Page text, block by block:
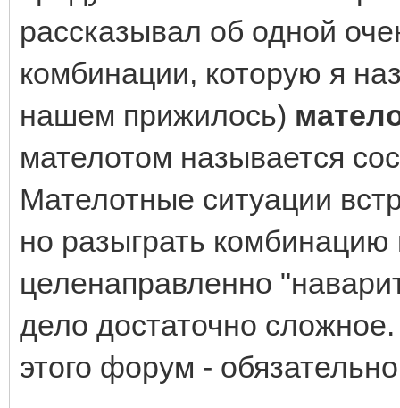
рассказывал об одной
комбинации, которую я
нашем прижилось)
мателотом называется
Мателотные ситуации
но разыграть
целенаправленно
дело достаточно
этого форум -